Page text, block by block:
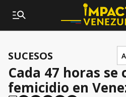
SUCESOS
Cada 47 horas se
femicidio en